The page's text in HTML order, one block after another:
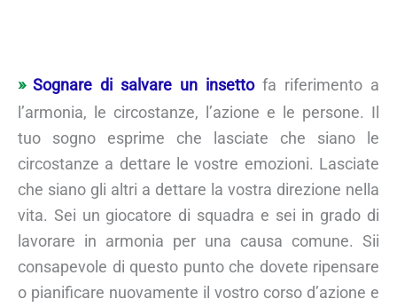
Sognare di salvare un insettofa riferimento a
l’armonia, le circostanze, l’azione e le persone. Il
tuo sogno esprime che lasciate che siano le
circostanze a dettare le vostre emozioni. Lasciate
che siano gli altri a dettare la vostra direzione nella
vita. Sei un giocatore di squadra e sei in grado di
lavorare in armonia per una causa comune. Sii
consapevole di questo punto che dovete ripensare
o pianificare nuovamente il vostro corso d’azione e